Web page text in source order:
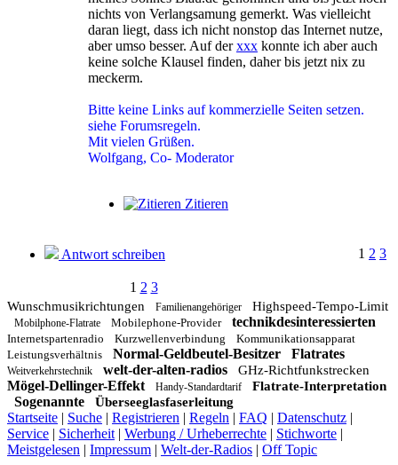
nichts von Verlangsamung gemerkt. Was vielleicht
daran liegt, dass ich nicht nonstop das Internet nutze,
aber umso besser. Auf derxxx konnte ich aber auch
keine solche Klausel finden, daher bis jetzt nix zu
meckerm.
Bitte keine Links auf kommerzielle Seiten setzen.
siehe Forumsregeln.
Mit vielen Grüßen.
Wolfgang, Co- Moderator
Zitieren
Antwort schreiben 1 2 3
1 2 3
Wunschmusikrichtungen Familienangehöriger Highspeed-Tempo-Limit
Mobilphone-Flatrate Mobilephone-Provider technikdesinteressierten
Internetspartenradio Kurzwellenverbindung
Kommunikationsapparat
Leistungsverhältnis
Normal-Geldbeutel-Besitzer Flatrates
Weitverkehrstechnik welt-der-alten-radios GHz-Richtfunkstrecken
Mögel-Dellinger-Effekt Handy-Standardtarif Flatrate-Interpretation
Sogenannte Überseeglasfaserleitung
Startseite | Suche | Registrieren | Regeln | FAQ | Datenschutz |
Service | Sicherheit | Werbung / Urheberrechte | Stichworte |
Meistgelesen | Impressum | Welt-der-Radios | Off Topic